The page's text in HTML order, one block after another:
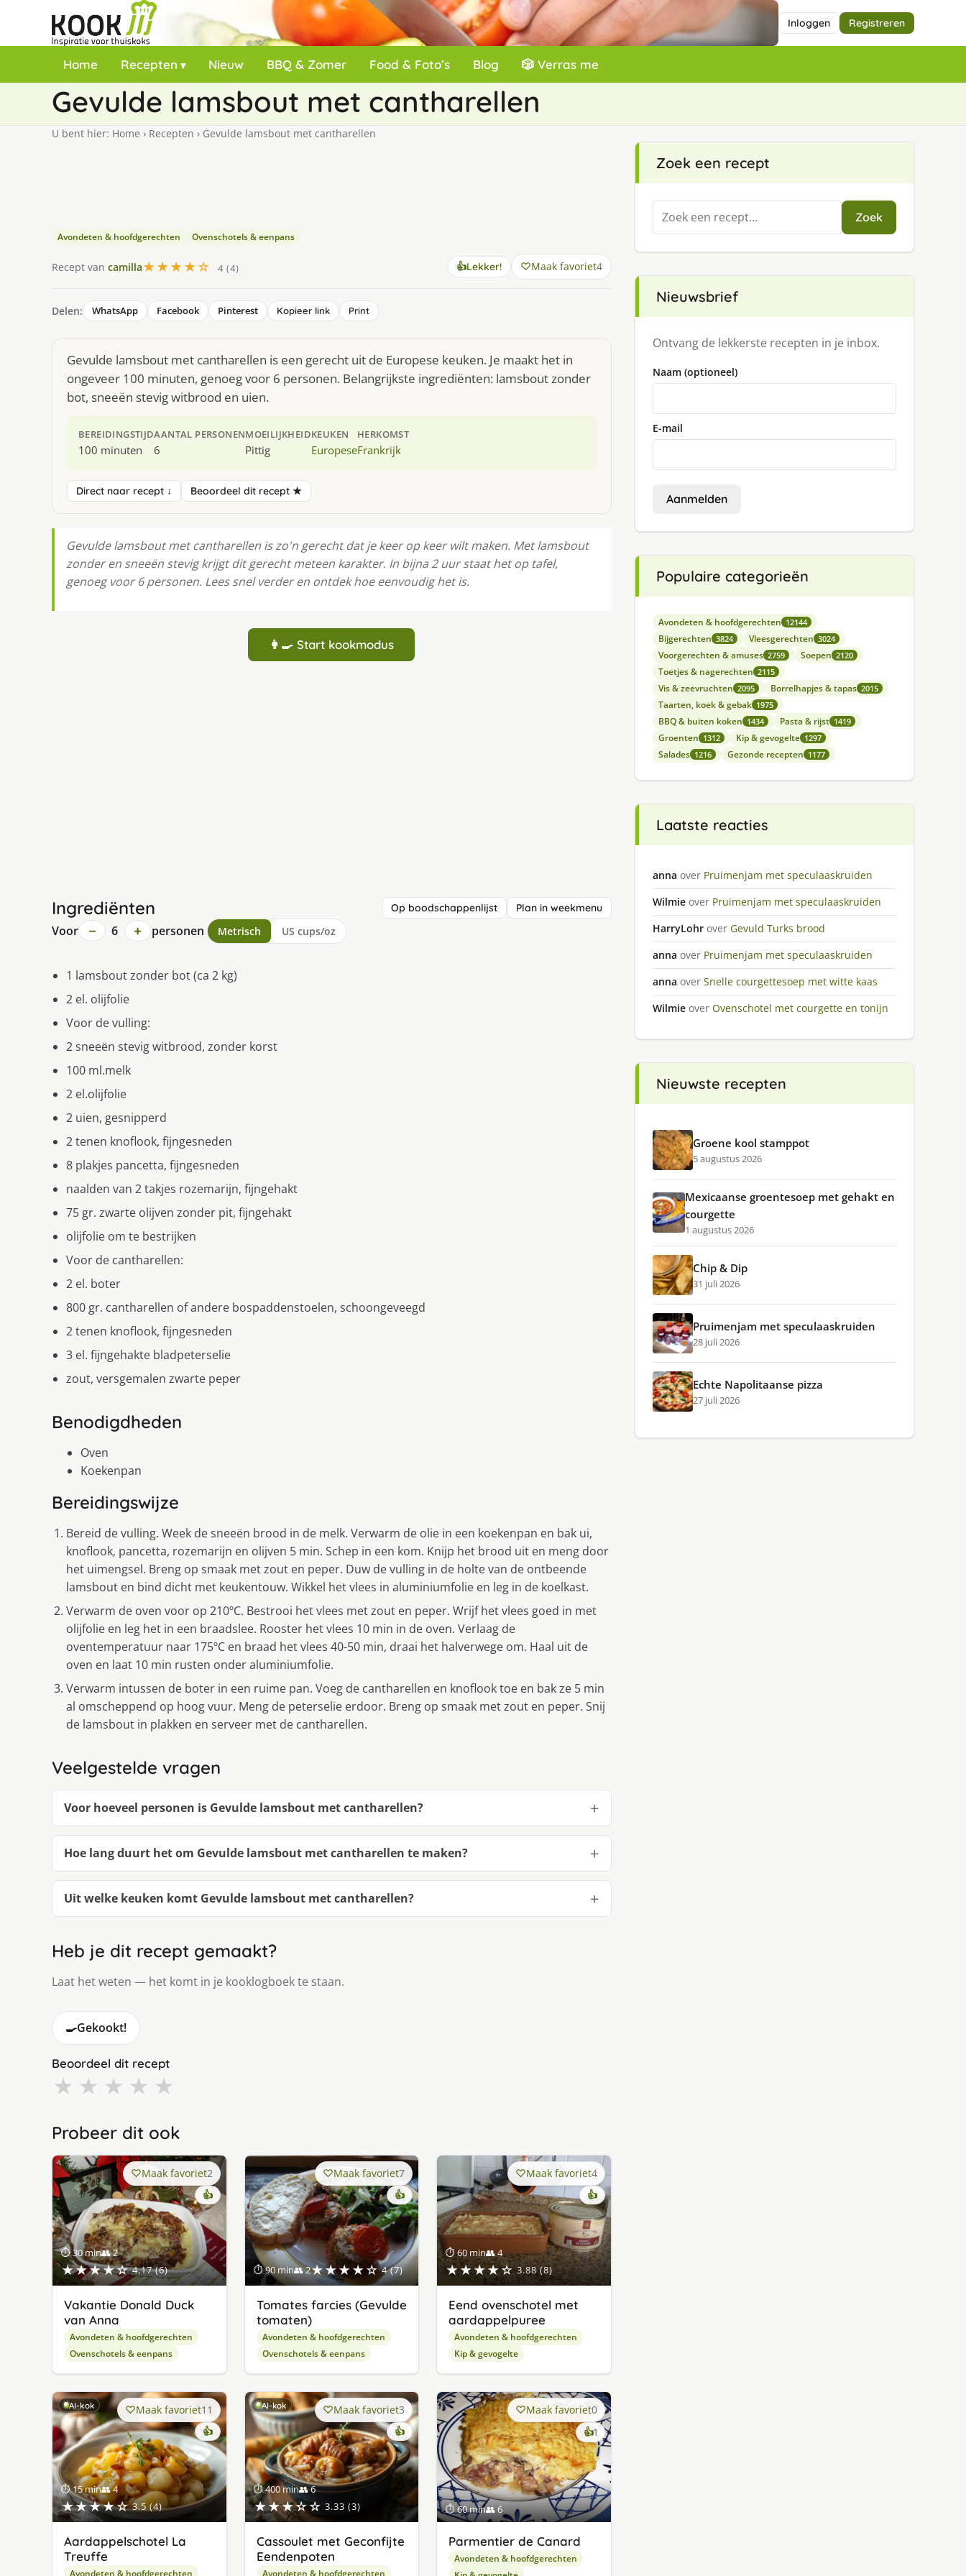
Inloggen Registreren
Home Recepten Nieuw BBQ & Zomer Food & Foto’s Blog 🎲 Verras me
Gevulde lamsbout met cantharellen
U bent hier: Home › Recepten › Gevulde lamsbout met cantharellen
Avondeten & hoofdgerechten Ovenschotels & eenpans
Recept van camilla★★★★☆ 4 (4) 👍Lekker! Maak favoriet4
Delen: WhatsApp Facebook Pinterest Kopieer link Print
Gevulde lamsbout met cantharellen is een gerecht uit de Europese keuken. Je maakt het in
ongeveer 100 minuten, genoeg voor 6 personen. Belangrijkste ingrediënten: lamsbout zonder
bot, sneeën stevig witbrood en uien.
BEREIDINGSTIJD
100 minuten
AANTAL PERSONEN
6
MOEILIJKHEID
Pittig
KEUKEN
Europese
HERKOMST
Frankrijk
Direct naar recept ↓ Beoordeel dit recept ★
Gevulde lamsbout met cantharellen is zo'n gerecht dat je keer op keer wilt maken. Met lamsbout
zonder en sneeën stevig krijgt dit gerecht meteen karakter. In bijna 2 uur staat het op tafel,
genoeg voor 6 personen. Lees snel verder en ontdek hoe eenvoudig het is.
👩‍🍳 Start kookmodus
Ingrediënten Op boodschappenlijst Plan in weekmenu
Voor − 6 + personen Metrisch US cups/oz
1 lamsbout zonder bot (ca 2 kg)
2 el. olijfolie
Voor de vulling:
2 sneeën stevig witbrood, zonder korst
100 ml.melk
2 el.olijfolie
2 uien, gesnipperd
2 tenen knoflook, fijngesneden
8 plakjes pancetta, fijngesneden
naalden van 2 takjes rozemarijn, fijngehakt
75 gr. zwarte olijven zonder pit, fijngehakt
olijfolie om te bestrijken
Voor de cantharellen:
2 el. boter
800 gr. cantharellen of andere bospaddenstoelen, schoongeveegd
2 tenen knoflook, fijngesneden
3 el. fijngehakte bladpeterselie
zout, versgemalen zwarte peper
Benodigdheden
Oven
Koekenpan
Bereidingswijze
Bereid de vulling. Week de sneeën brood in de melk. Verwarm de olie in een koekenpan en bak ui,
knoflook, pancetta, rozemarijn en olijven 5 min. Schep in een kom. Knijp het brood uit en meng door
het uimengsel. Breng op smaak met zout en peper. Duw de vulling in de holte van de ontbeende
lamsbout en bind dicht met keukentouw. Wikkel het vlees in aluminiumfolie en leg in de koelkast.
Verwarm de oven voor op 210ºC. Bestrooi het vlees met zout en peper. Wrijf het vlees goed in met
olijfolie en leg het in een braadslee. Rooster het vlees 10 min in de oven. Verlaag de
oventemperatuur naar 175ºC en braad het vlees 40-50 min, draai het halverwege om. Haal uit de
oven en laat 10 min rusten onder aluminiumfolie.
Verwarm intussen de boter in een ruime pan. Voeg de cantharellen en knoflook toe en bak ze 5 min
al omscheppend op hoog vuur. Meng de peterselie erdoor. Breng op smaak met zout en peper. Snij
de lamsbout in plakken en serveer met de cantharellen.
Veelgestelde vragen
Voor hoeveel personen is Gevulde lamsbout met cantharellen?
Hoe lang duurt het om Gevulde lamsbout met cantharellen te maken?
Uit welke keuken komt Gevulde lamsbout met cantharellen?
Heb je dit recept gemaakt?
Laat het weten — het komt in je kooklogboek te staan.
🍳Gekookt!
Beoordeel dit recept
★ ★ ★ ★ ★
Probeer dit ook
⏱ 30 min👥 2
★★★★☆ 4.17 (6)
Maak favoriet2
👍
Vakantie Donald Duck
van Anna
Avondeten & hoofdgerechten
Ovenschotels & eenpans
⏱ 90 min👥 2★★★★☆ 4 (7)
Maak favoriet7
👍
Tomates farcies (Gevulde
tomaten)
Avondeten & hoofdgerechten
Ovenschotels & eenpans
⏱ 60 min👥 4
★★★★☆ 3.88 (8)
Maak favoriet4
👍
Eend ovenschotel met
aardappelpuree
Avondeten & hoofdgerechten
Kip & gevogelte
AI-kok
⏱ 15 min👥 4
★★★★☆ 3.5 (4)
Maak favoriet11
👍
Aardappelschotel La
Treuffe
Avondeten & hoofdgerechten
AI-kok
⏱ 400 min👥 6
★★★☆☆ 3.33 (3)
Maak favoriet3
👍
Cassoulet met Geconfijte
Eendenpoten
Avondeten & hoofdgerechten
⏱ 60 min👥 6
Maak favoriet0
👍1keer
lekker
gevonden
Parmentier de Canard
Avondeten & hoofdgerechten
Zoek een recept
Zoeken
naar:
Zoek
Nieuwsbrief
Ontvang de lekkerste recepten in je inbox.
Naam (optioneel)
E-mail
Aanmelden
Populaire categorieën
Avondeten & hoofdgerechten 12144
Bijgerechten 3824 Vleesgerechten 3024
Voorgerechten & amuses 2759 Soepen 2120
Toetjes & nagerechten 2115
Vis & zeevruchten 2095 Borrelhapjes & tapas 2015
Taarten, koek & gebak 1975
BBQ & buiten koken 1434 Pasta & rijst 1419
Groenten 1312 Kip & gevogelte 1297
Salades 1216 Gezonde recepten 1177
Laatste reacties
anna over Pruimenjam met speculaaskruiden
Wilmie over Pruimenjam met speculaaskruiden
HarryLohr over Gevuld Turks brood
anna over Pruimenjam met speculaaskruiden
anna over Snelle courgettesoep met witte kaas
Wilmie over Ovenschotel met courgette en tonijn
Nieuwste recepten
Groene kool stamppot
5 augustus 2026
Mexicaanse groentesoep met gehakt en
courgette
1 augustus 2026
Chip & Dip
31 juli 2026
Pruimenjam met speculaaskruiden
28 juli 2026
Echte Napolitaanse pizza
27 juli 2026